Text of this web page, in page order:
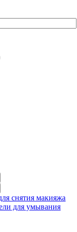
снятия макияжа
для умывания